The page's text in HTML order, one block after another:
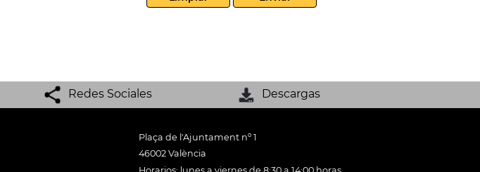
Redes Sociales Descargas
Plaça de l'Ajuntament nº 1
46002 València